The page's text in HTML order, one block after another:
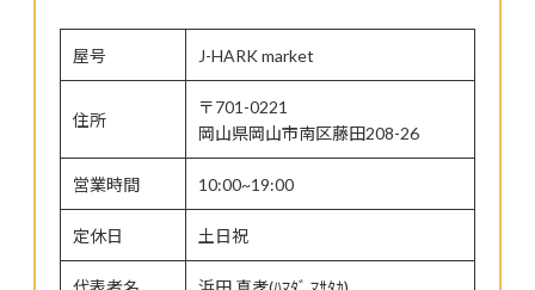
屋号 J-HARK market
住所
〒701-0221
岡山県岡山市南区藤田208-26
営業時間 10:00~19:00
定休日 土日祝